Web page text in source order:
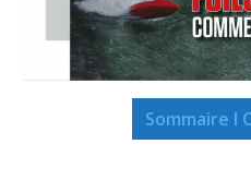
Sommaire I